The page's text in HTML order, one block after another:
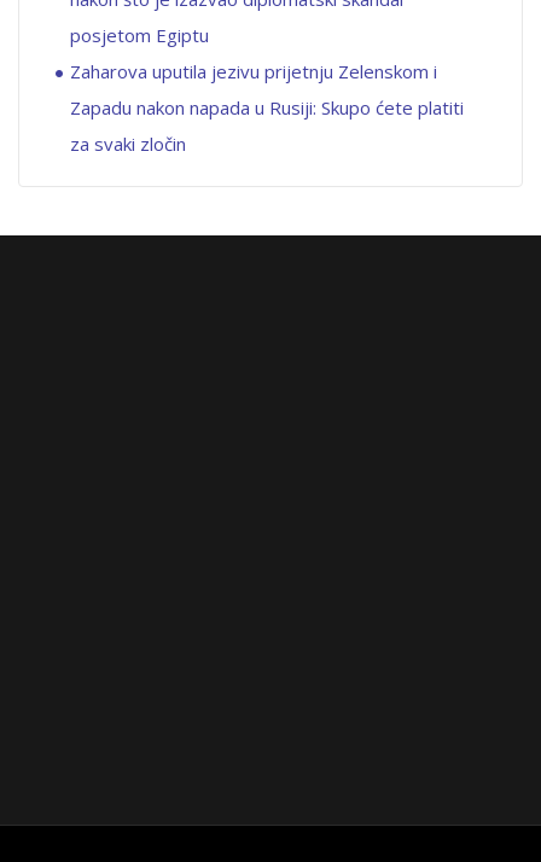
posjetom Egiptu
Zaharova uputila jezivu prijetnju Zelenskom i
Zapadu nakon napada u Rusiji: Skupo ćete platiti
za svaki zločin